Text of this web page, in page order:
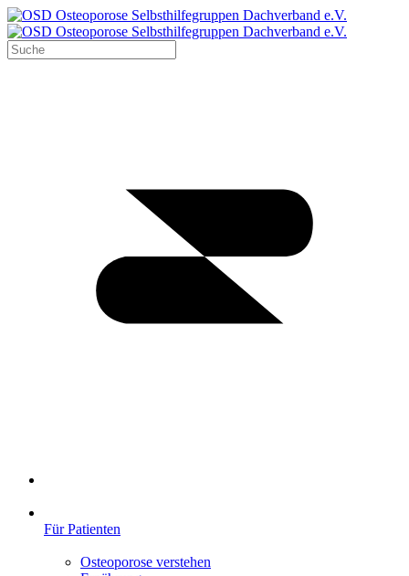
Für Patienten
Osteoporose verstehen